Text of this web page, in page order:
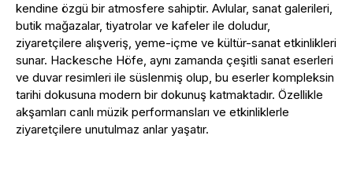
kendine özgü bir atmosfere sahiptir. Avlular, sanat galerileri,
butik mağazalar, tiyatrolar ve kafeler ile doludur,
ziyaretçilere alışveriş, yeme-içme ve kültür-sanat etkinlikleri
sunar. Hackesche Höfe, aynı zamanda çeşitli sanat eserleri
ve duvar resimleri ile süslenmiş olup, bu eserler kompleksin
tarihi dokusuna modern bir dokunuş katmaktadır. Özellikle
akşamları canlı müzik performansları ve etkinliklerle
ziyaretçilere unutulmaz anlar yaşatır.